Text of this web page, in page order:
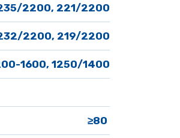
2200, 221/2200
2200, 219/2200
1600, 1250/1400
≥80